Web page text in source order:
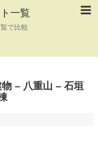
一覧
で比較
– 八重山 – 石垣